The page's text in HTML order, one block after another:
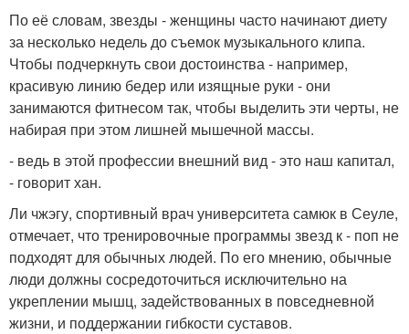
По её словам, звезды - женщины часто начинают диету
за несколько недель до съемок музыкального клипа.
Чтобы подчеркнуть свои достоинства - например,
красивую линию бедер или изящные руки - они
занимаются фитнесом так, чтобы выделить эти черты, не
набирая при этом лишней мышечной массы.
- ведь в этой профессии внешний вид - это наш капитал,
- говорит хан.
Ли чжэгу, спортивный врач университета самюк в Сеуле,
отмечает, что тренировочные программы звезд к - поп не
подходят для обычных людей. По его мнению, обычные
люди должны сосредоточиться исключительно на
укреплении мышц, задействованных в повседневной
жизни, и поддержании гибкости суставов.